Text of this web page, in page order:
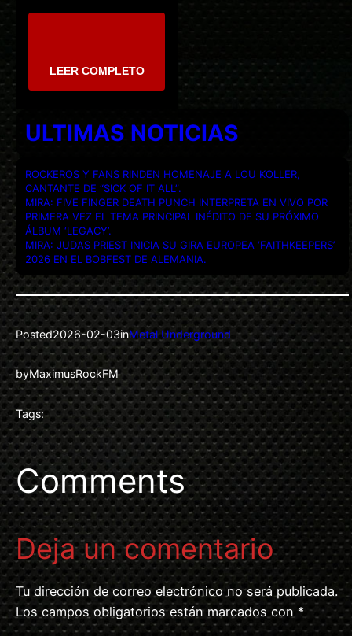
LEER COMPLETO
ULTIMAS NOTICIAS
ROCKEROS Y FANS RINDEN HOMENAJE A LOU KOLLER,
CANTANTE DE “SICK OF IT ALL”.
MIRA: FIVE FINGER DEATH PUNCH INTERPRETA EN VIVO POR
PRIMERA VEZ EL TEMA PRINCIPAL INÉDITO DE SU PRÓXIMO
ÁLBUM ‘LEGACY’.
MIRA: JUDAS PRIEST INICIA SU GIRA EUROPEA ‘FAITHKEEPERS’
2026 EN EL BOBFEST DE ALEMANIA.
Posted2026-02-03inMetal Underground
byMaximusRockFM
Tags:
Comments
Deja un comentario
Tu dirección de correo electrónico no será publicada.
Los campos obligatorios están marcados con *